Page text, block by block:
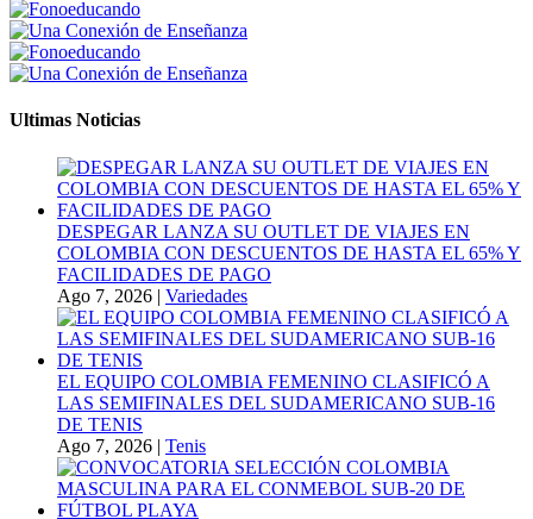
Ultimas Noticias
DESPEGAR LANZA SU OUTLET DE VIAJES EN
COLOMBIA CON DESCUENTOS DE HASTA EL 65% Y
FACILIDADES DE PAGO
Ago 7, 2026 | Variedades
EL EQUIPO COLOMBIA FEMENINO CLASIFICÓ A
LAS SEMIFINALES DEL SUDAMERICANO SUB-16
DE TENIS
Ago 7, 2026 | Tenis